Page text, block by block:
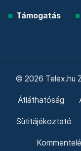
Támogatás
© 2026 Telex.hu
Átláthatóság
Sütitájékoztató